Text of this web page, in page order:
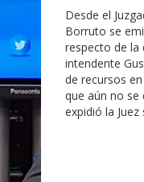
Desde el
Borruto se
respecto de la
intendente
de recursos
que aún no se
expidió la